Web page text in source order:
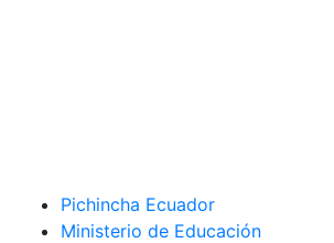
Pichincha Ecuador
Ministerio de Educación